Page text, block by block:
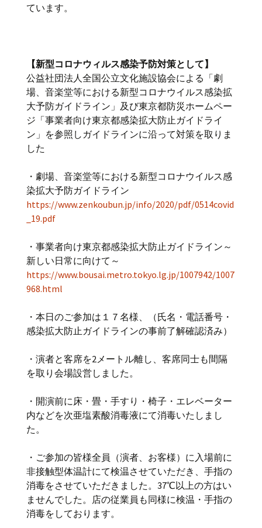
ています。
【新型コロナウィルス感染予防対策として】
公益社団法人全国公立文化施設協会による「劇
場、音楽堂等における新型コロナウイルス感染拡
大予防ガイドライン」及び東京都防災ホームペー
ジ「事業者向け東京都感染拡大防止ガイドライ
ン」を参照しガイドラインに沿って対策を取りま
した
・劇場、音楽堂等における新型コロナウイルス感
染拡大予防ガイドライン
https://www.zenkoubun.jp/info/2020/pdf/0514covid
_19.pdf
・事業者向け東京都感染拡大防止ガイドライン～
新しい日常に向けて～
https://www.bousai.metro.tokyo.lg.jp/1007942/1007
968.html
・本日のご参加は１７名様、（氏名・電話番号・
感染拡大防止ガイドラインの事前了解確認済み）
・演者と客席を2メートル離し、客席同士も間隔
を取り会場設営しました。
・開演前に床・畳・手すり・椅子・エレベーター
内などを次亜塩素酸消毒液にて消毒いたしまし
た。
・ご参加の皆様全員（演者、お客様）に入場前に
非接触型体温計にて検温させていただき、手指の
消毒をさせていただきました。37℃以上の方はい
ませんでした。店の従業員も同様に検温・手指の
消毒をしております。